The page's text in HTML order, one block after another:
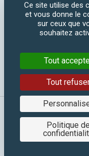
SUIVEZ-NOUS :
Mentions légales-CGV-
Copyright 2019 © Prêt à
sans
Ce site utilise des
et vous donne le
sur ceux que
souhaitez
Tout
Tout
Politique de